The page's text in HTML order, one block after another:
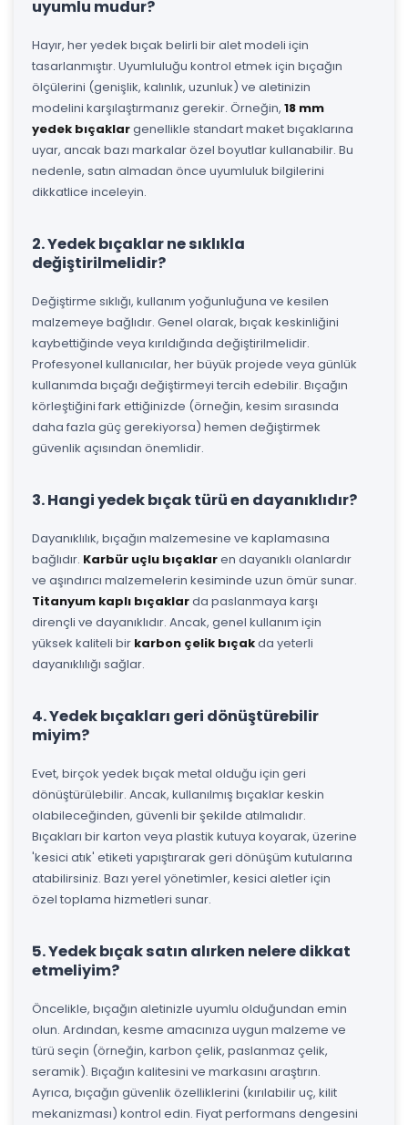
uyumlu mudur?
Hayır, her yedek bıçak belirli bir alet modeli için
tasarlanmıştır. Uyumluluğu kontrol etmek için bıçağın
ölçülerini (genişlik, kalınlık, uzunluk) ve aletinizin
modelini karşılaştırmanız gerekir. Örneğin, 18 mm
yedek bıçaklargenellikle standart maket bıçaklarına
uyar, ancak bazı markalar özel boyutlar kullanabilir. Bu
nedenle, satın almadan önce uyumluluk bilgilerini
dikkatlice inceleyin.
2. Yedek bıçaklar ne sıklıkla
değiştirilmelidir?
Değiştirme sıklığı, kullanım yoğunluğuna ve kesilen
malzemeye bağlıdır. Genel olarak, bıçak keskinliğini
kaybettiğinde veya kırıldığında değiştirilmelidir.
Profesyonel kullanıcılar, her büyük projede veya günlük
kullanımda bıçağı değiştirmeyi tercih edebilir. Bıçağın
körleştiğini fark ettiğinizde (örneğin, kesim sırasında
daha fazla güç gerekiyorsa) hemen değiştirmek
güvenlik açısından önemlidir.
3. Hangi yedek bıçak türü en dayanıklıdır?
Dayanıklılık, bıçağın malzemesine ve kaplamasına
bağlıdır. Karbür uçlu bıçaklaren dayanıklı olanlardır
ve aşındırıcı malzemelerin kesiminde uzun ömür sunar.
Titanyum kaplı bıçaklarda paslanmaya karşı
dirençli ve dayanıklıdır. Ancak, genel kullanım için
yüksek kaliteli bir karbon çelik bıçakda yeterli
dayanıklılığı sağlar.
4. Yedek bıçakları geri dönüştürebilir
miyim?
Evet, birçok yedek bıçak metal olduğu için geri
dönüştürülebilir. Ancak, kullanılmış bıçaklar keskin
olabileceğinden, güvenli bir şekilde atılmalıdır.
Bıçakları bir karton veya plastik kutuya koyarak, üzerine
'kesici atık' etiketi yapıştırarak geri dönüşüm kutularına
atabilirsiniz. Bazı yerel yönetimler, kesici aletler için
özel toplama hizmetleri sunar.
5. Yedek bıçak satın alırken nelere dikkat
etmeliyim?
Öncelikle, bıçağın aletinizle uyumlu olduğundan emin
olun. Ardından, kesme amacınıza uygun malzeme ve
türü seçin (örneğin, karbon çelik, paslanmaz çelik,
seramik). Bıçağın kalitesini ve markasını araştırın.
Ayrıca, bıçağın güvenlik özelliklerini (kırılabilir uç, kilit
mekanizması) kontrol edin. Fiyat performans dengesini